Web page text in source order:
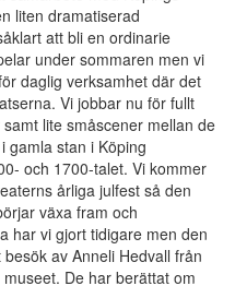
liten dramatiserad
att bli en ordinarie
under sommaren men vi
daglig verksamhet där det
Vi jobbar nu för fullt
lite småscener mellan de
gamla stan i Köping
och 1700-talet. Vi kommer
årliga julfest så den
växa fram och
har vi gjort tidigare men den
av Anneli Hedvall från
De har berättat om